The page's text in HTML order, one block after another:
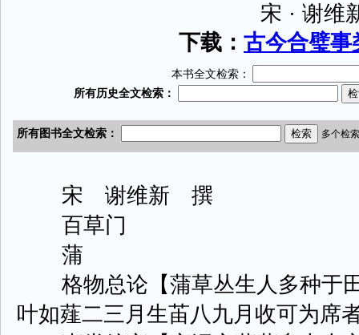
宋 · 谢维
下载： 古今合璧
本书全文检索：
宋 谢维新 撰
百草门
蒲
格物总论【蒲草丛生人多种于
叶如薤二三月生苖八九月收可为席